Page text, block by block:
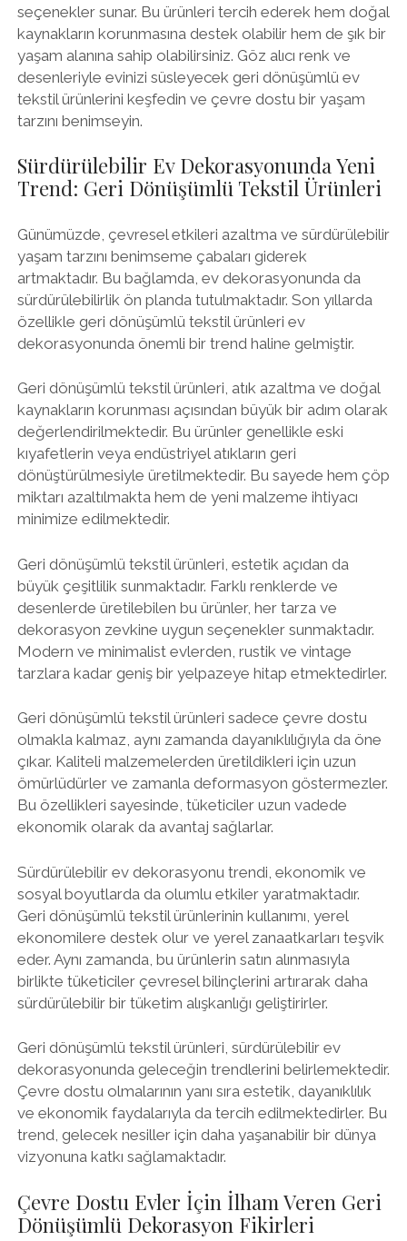
seçenekler sunar. Bu ürünleri tercih ederek hem doğal
kaynakların korunmasına destek olabilir hem de şık bir
yaşam alanına sahip olabilirsiniz. Göz alıcı renk ve
desenleriyle evinizi süsleyecek geri dönüşümlü ev
tekstil ürünlerini keşfedin ve çevre dostu bir yaşam
tarzını benimseyin.
Sürdürülebilir Ev Dekorasyonunda Yeni
Trend: Geri Dönüşümlü Tekstil Ürünleri
Günümüzde, çevresel etkileri azaltma ve sürdürülebilir
yaşam tarzını benimseme çabaları giderek
artmaktadır. Bu bağlamda, ev dekorasyonunda da
sürdürülebilirlik ön planda tutulmaktadır. Son yıllarda
özellikle geri dönüşümlü tekstil ürünleri ev
dekorasyonunda önemli bir trend haline gelmiştir.
Geri dönüşümlü tekstil ürünleri, atık azaltma ve doğal
kaynakların korunması açısından büyük bir adım olarak
değerlendirilmektedir. Bu ürünler genellikle eski
kıyafetlerin veya endüstriyel atıkların geri
dönüştürülmesiyle üretilmektedir. Bu sayede hem çöp
miktarı azaltılmakta hem de yeni malzeme ihtiyacı
minimize edilmektedir.
Geri dönüşümlü tekstil ürünleri, estetik açıdan da
büyük çeşitlilik sunmaktadır. Farklı renklerde ve
desenlerde üretilebilen bu ürünler, her tarza ve
dekorasyon zevkine uygun seçenekler sunmaktadır.
Modern ve minimalist evlerden, rustik ve vintage
tarzlara kadar geniş bir yelpazeye hitap etmektedirler.
Geri dönüşümlü tekstil ürünleri sadece çevre dostu
olmakla kalmaz, aynı zamanda dayanıklılığıyla da öne
çıkar. Kaliteli malzemelerden üretildikleri için uzun
ömürlüdürler ve zamanla deformasyon göstermezler.
Bu özellikleri sayesinde, tüketiciler uzun vadede
ekonomik olarak da avantaj sağlarlar.
Sürdürülebilir ev dekorasyonu trendi, ekonomik ve
sosyal boyutlarda da olumlu etkiler yaratmaktadır.
Geri dönüşümlü tekstil ürünlerinin kullanımı, yerel
ekonomilere destek olur ve yerel zanaatkarları teşvik
eder. Aynı zamanda, bu ürünlerin satın alınmasıyla
birlikte tüketiciler çevresel bilinçlerini artırarak daha
sürdürülebilir bir tüketim alışkanlığı geliştirirler.
Geri dönüşümlü tekstil ürünleri, sürdürülebilir ev
dekorasyonunda geleceğin trendlerini belirlemektedir.
Çevre dostu olmalarının yanı sıra estetik, dayanıklılık
ve ekonomik faydalarıyla da tercih edilmektedirler. Bu
trend, gelecek nesiller için daha yaşanabilir bir dünya
vizyonuna katkı sağlamaktadır.
Çevre Dostu Evler İçin İlham Veren Geri
Dönüşümlü Dekorasyon Fikirleri